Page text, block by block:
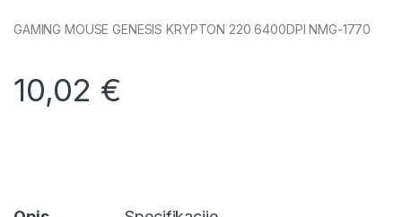
GAMING MOUSE GENESIS KRYPTON 220 6400DPI NMG-1770
10,02 €